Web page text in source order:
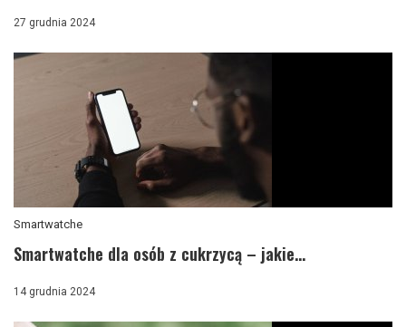
27 grudnia 2024
Smartwatche
Smartwatche dla osób z cukrzycą – jakie...
14 grudnia 2024